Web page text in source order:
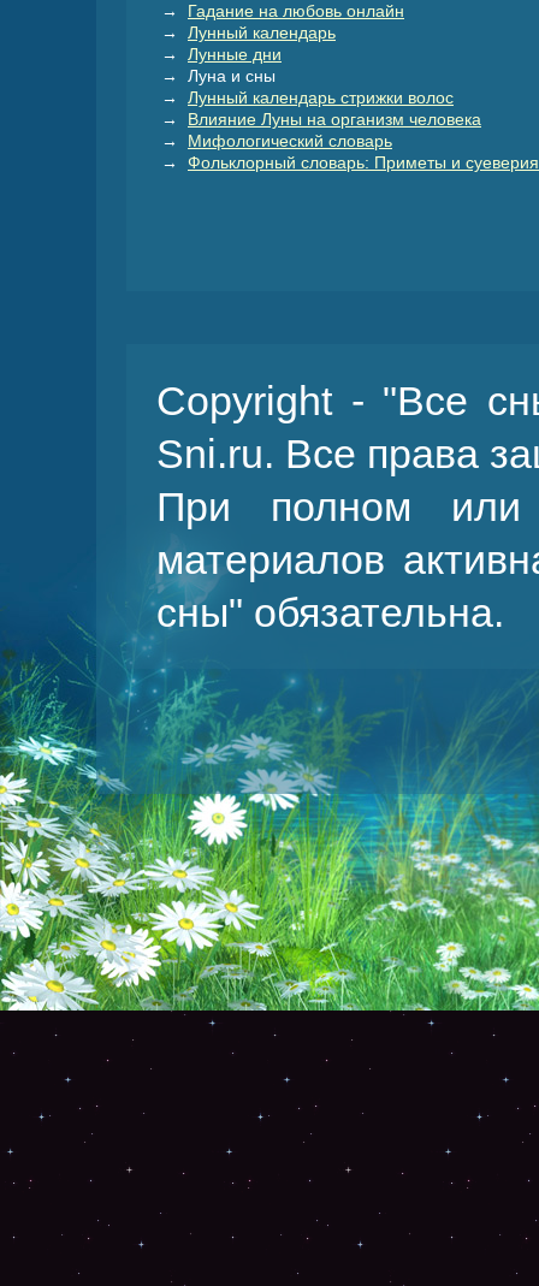
→ Гадание на любовь онлайн
→ Лунный календарь
→ Лунные дни
→ Луна и сны
→ Лунный календарь стрижки волос
→ Влияние Луны на организм человека
→ Мифологический словарь
→ Фольклорный словарь: Приметы и суеверия
Copyright - "Все
Sni.ru. Все права
При полном или
материалов
сны" обязательна.